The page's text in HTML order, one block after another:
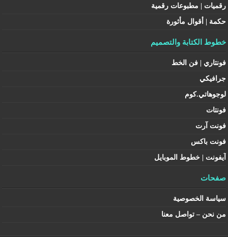
رقميات | مطبوعات رقمية
حكمة | أقوال مأثورة
خطوط الكتابة والتصميم
فونتاري | فن الخط
جرافيكي
لوجوهاتي.كوم
فونتات
فونت آرت
فونت باكس
آيفونت | خطوط الموبايل
صفحات
سياسة الخصوصية
من نحن – تواصل معنا